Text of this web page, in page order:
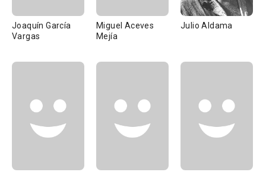
Joaquín García
Vargas
Miguel Aceves
Mejía
Julio Aldama